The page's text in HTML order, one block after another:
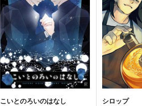
こいとのろいのはなし
シロップ